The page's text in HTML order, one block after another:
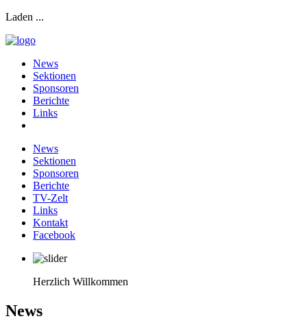
Laden ...
News
Sektionen
Sponsoren
Berichte
Links
News
Sektionen
Sponsoren
Berichte
TV-Zelt
Links
Kontakt
Facebook
Herzlich Willkommen
News